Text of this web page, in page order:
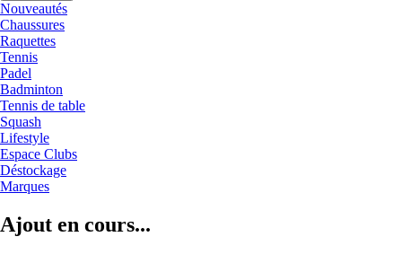
Nouveautés
Chaussures
Raquettes
Tennis
Padel
Badminton
Tennis de table
Squash
Lifestyle
Espace Clubs
Déstockage
Marques
Ajout en cours...